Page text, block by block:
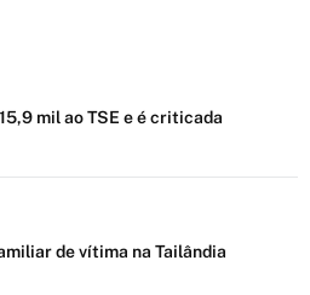
mil ao TSE e é criticada
de vítima na Tailândia